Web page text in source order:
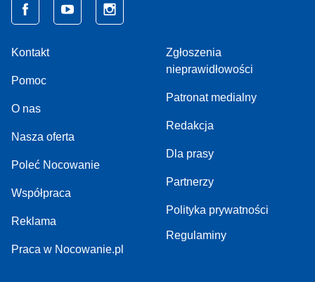
Kontakt
Pomoc
O nas
Nasza oferta
Poleć Nocowanie
Współpraca
Reklama
Praca w Nocowanie.pl
Zgłoszenia
nieprawidłowości
Patronat medialny
Redakcja
Dla prasy
Partnerzy
Polityka prywatności
Regulaminy